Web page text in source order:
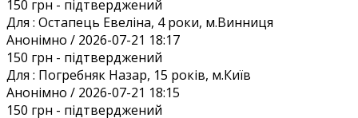
150 грн - підтверджений
Для : Остапець Евеліна, 4 роки, м.Винниця
Анонiмно / 2026-07-21 18:17
150 грн - підтверджений
Для : Погребняк Назар, 15 років, м.Київ
Анонiмно / 2026-07-21 18:15
150 грн - підтверджений